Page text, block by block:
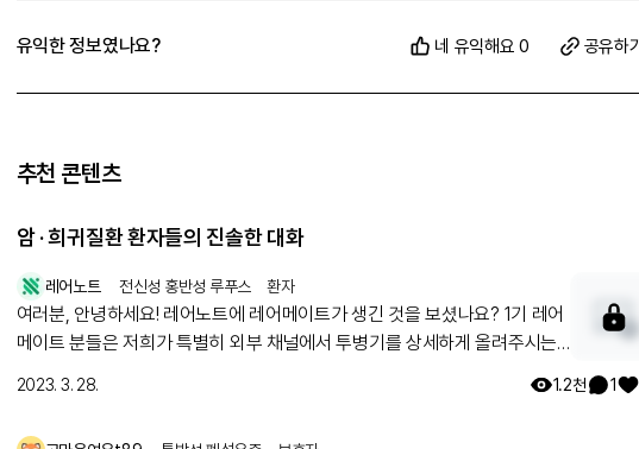
유익한 정보였나요? 네 유익해요 0 공유하기
추천 콘텐츠
암 · 희귀질환 환자들의 진솔한 대화
레어노트 전신성 홍반성 루푸스 환자
여러분, 안녕하세요! 레어노트에 레어메이트가 생긴 것을 보셨나요? 1기 레어
메이트 분들은 저희가 특별히 외부 채널에서 투병기를 상세하게 올려주시는
합니다. 아래 구글 폼을 통해 신청해 주시면, 별도 안내 사항을 보내 드리겠습
2023. 3. 28. 1.2천 1